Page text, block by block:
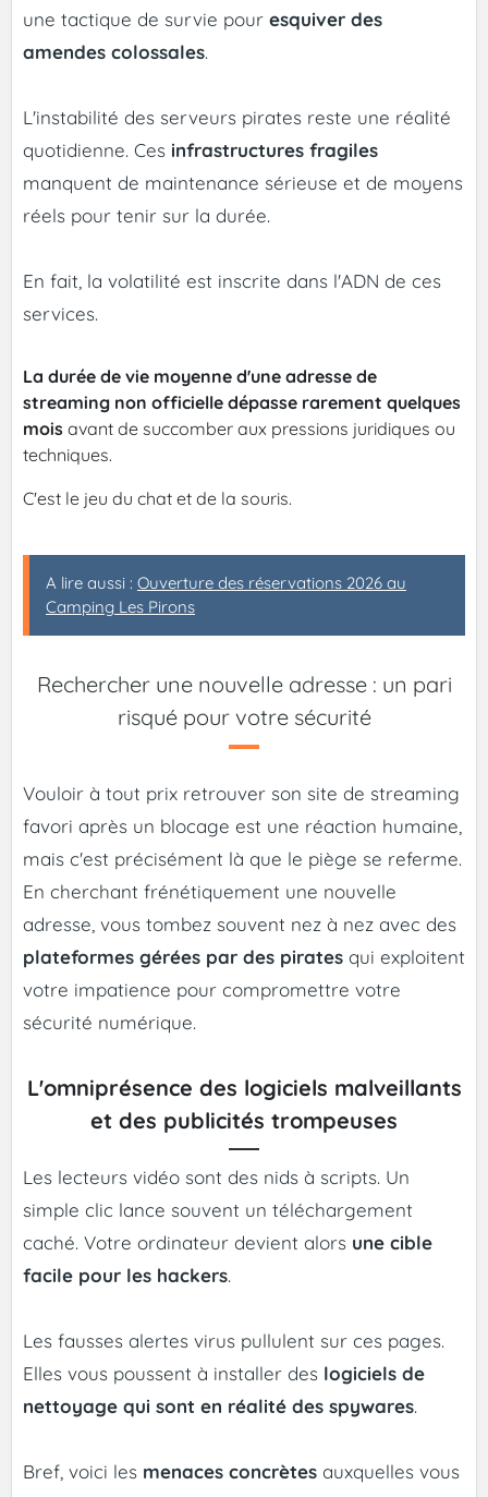
une tactique de survie pour esquiver des
amendes colossales.
L'instabilité des serveurs pirates reste une réalité
quotidienne. Ces infrastructures fragiles
manquent de maintenance sérieuse et de moyens
réels pour tenir sur la durée.
En fait, la volatilité est inscrite dans l'ADN de ces
services.
La durée de vie moyenne d'une adresse de
streaming non officielle dépasse rarement quelques
mois avant de succomber aux pressions juridiques ou
techniques.
C'est le jeu du chat et de la souris.
A lire aussi : Ouverture des réservations 2026 au
Camping Les Pirons
Rechercher une nouvelle adresse : un pari
risqué pour votre sécurité
Vouloir à tout prix retrouver son site de streaming
favori après un blocage est une réaction humaine,
mais c'est précisément là que le piège se referme.
En cherchant frénétiquement une nouvelle
adresse, vous tombez souvent nez à nez avec des
plateformes gérées par des pirates qui exploitent
votre impatience pour compromettre votre
sécurité numérique.
L'omniprésence des logiciels malveillants
et des publicités trompeuses
Les lecteurs vidéo sont des nids à scripts. Un
simple clic lance souvent un téléchargement
caché. Votre ordinateur devient alors une cible
facile pour les hackers.
Les fausses alertes virus pullulent sur ces pages.
Elles vous poussent à installer des logiciels de
nettoyage qui sont en réalité des spywares.
Bref, voici les menaces concrètes auxquelles vous